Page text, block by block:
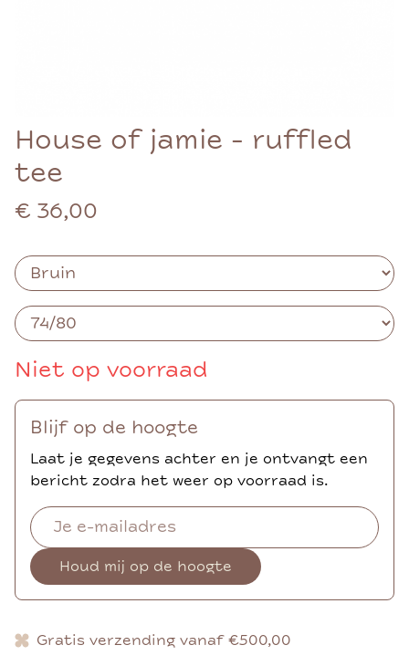
House of jamie - ruffled
tee
€ 36,00
Niet op voorraad
Blijf op de hoogte
Laat je gegevens achter en je ontvangt een
bericht zodra het weer op voorraad is.
Houd mij op de hoogte
Gratis verzending vanaf €500,00